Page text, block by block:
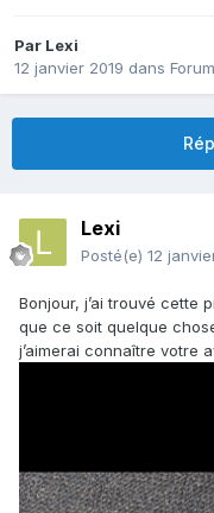
Par Lexi
12 janvier 2019 dans
Lexi
Posté(e) 12
Bonjour, j’ai trouvé cette
que ce soit quelque
j’aimerai connaître votre